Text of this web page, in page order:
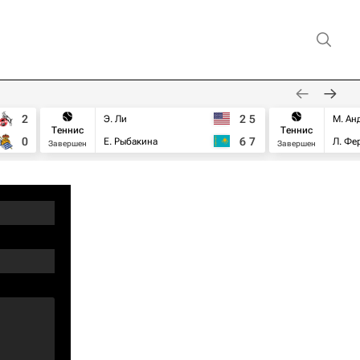
2
0
Теннис
Завершен
Э. Ли
Е. Рыбакина
2 5
6 7
Теннис
Завершен
М.
Л.